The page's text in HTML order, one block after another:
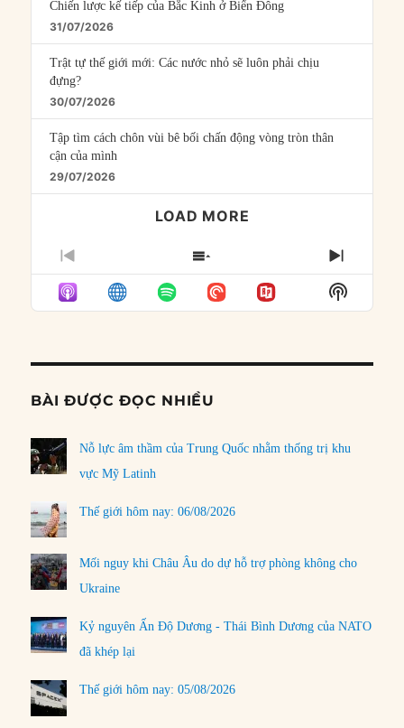
Chiến lược kế tiếp của Bắc Kinh ở Biển Đông
31/07/2026
Trật tự thế giới mới: Các nước nhỏ sẽ luôn phải chịu
đựng?
30/07/2026
Tập tìm cách chôn vùi bê bối chấn động vòng tròn thân
cận của mình
29/07/2026
LOAD MORE
PREVIOUS
EPISODE
SHOW
EPISODES
LIST
NEXT
Show
Podcast
BÀI ĐƯỢC ĐỌC NHIỀU
Nỗ lực âm thầm của Trung Quốc nhằm thống trị khu
vực Mỹ Latinh
Thế giới hôm nay: 06/08/2026
Mối nguy khi Châu Âu do dự hỗ trợ phòng không cho
Ukraine
Kỷ nguyên Ấn Độ Dương - Thái Bình Dương của NATO
đã khép lại
Thế giới hôm nay: 05/08/2026